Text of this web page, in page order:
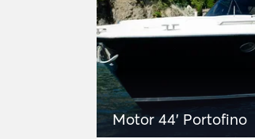
Motor 44' Portofino